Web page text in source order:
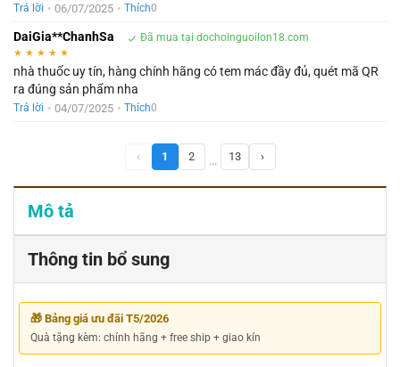
Trả lời • 06/07/2025 • Thích0
DaiGia**ChanhSa Đã mua tại dochoinguoilon18.com
★ ★ ★ ★ ★
nhà thuốc uy tín, hàng chính hãng có tem mác đầy đủ, quét mã QR
ra đúng sản phẩm nha
Trả lời • 04/07/2025 • Thích0
‹ 1 2 … 13 ›
Mô tả
Thông tin bổ sung
🎁 Bảng giá ưu đãi T5/2026
Quà tặng kèm: chính hãng + free ship + giao kín